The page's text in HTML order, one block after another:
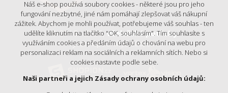
© 2018 - 2026, Včelařské potřeby
- Výrobní podnik Ještěd, s.r.o.
Náš e-shop používá soubory cookies - některé jsou pro jeho
fungování nezbytné, jiné nám pomáhají zlepšovat váš nákupní
zážitek. Abychom je mohli používat, potřebujeme váš souhlas - ten
udělíte kliknutím na tlačítko "OK, souhlasím". Tím souhlasíte s
využíváním cookies a předáním údajů o chování na webu pro
personalizaci reklam na sociálních a reklamních sítích. Nebo si
cookies nastavte podle sebe.
Naši partneři a jejich Zásady ochrany osobních údajů: